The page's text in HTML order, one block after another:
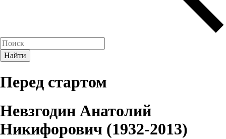
Перед стартом
Невзгодин Анатолий
Никифорович (1932-2013)